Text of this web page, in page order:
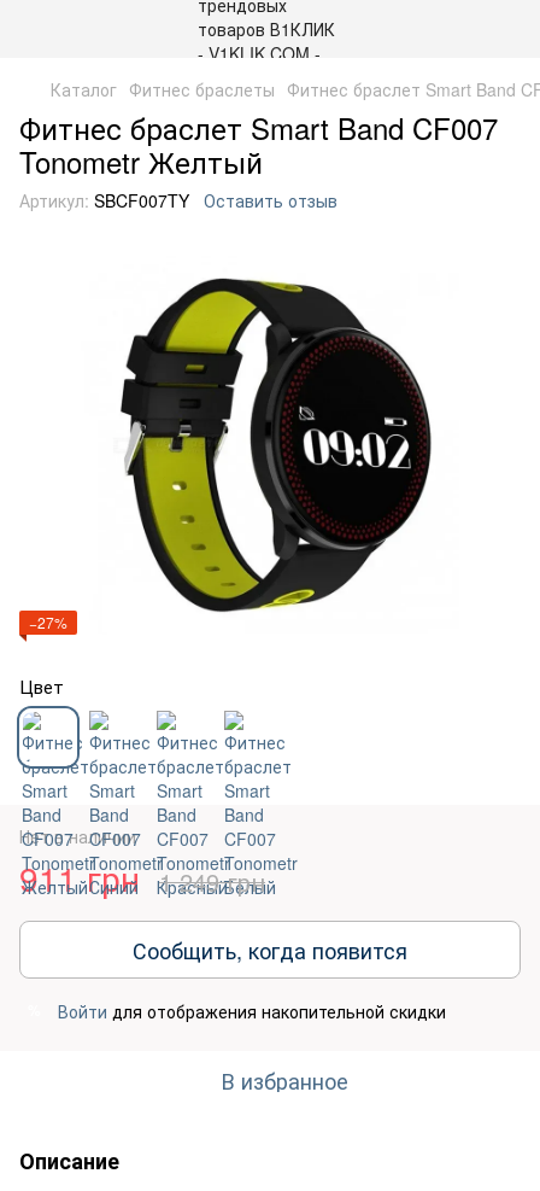
Каталог Фитнес браслеты Фитнес браслет Smart Band
Фитнес браслет Smart Band CF007
Tonometr Желтый
Артикул: SBCF007TY Оставить отзыв
−27%
Цвет
Нет в наличии
911 грн 1 249 грн
Сообщить, когда появится
Войти для отображения накопительной скидки
В избранное
Описание